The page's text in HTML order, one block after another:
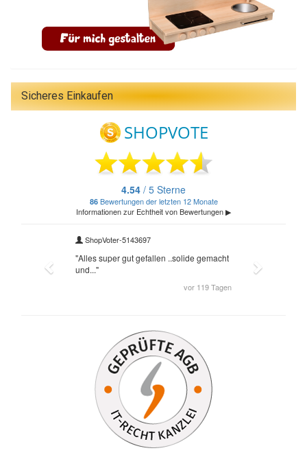
Sicheres Einkaufen